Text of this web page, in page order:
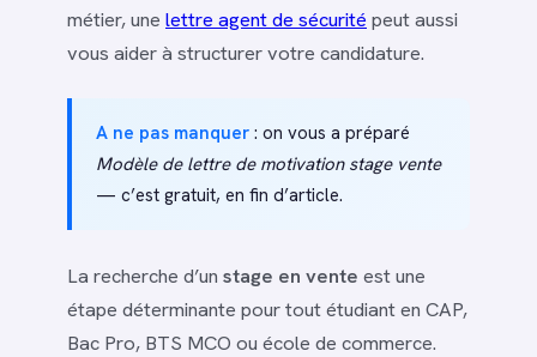
métier, une lettre agent de sécurité peut aussi
vous aider à structurer votre candidature.
A ne pas manquer : on vous a préparé
Modèle de lettre de motivation stage vente
— c’est gratuit, en fin d’article.
La recherche d’un stage en vente est une
étape déterminante pour tout étudiant en CAP,
Bac Pro, BTS MCO ou école de commerce.